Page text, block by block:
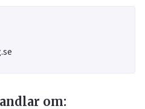
om: